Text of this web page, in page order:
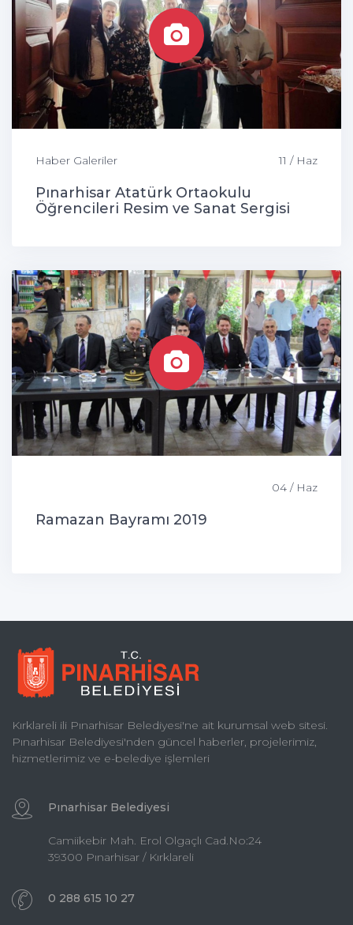
Haber Galeriler 11 / Haz
Pınarhisar Atatürk Ortaokulu
Öğrencileri Resim ve Sanat Sergisi
04 / Haz
Ramazan Bayramı 2019
Kırklareli ili Pınarhisar Belediyesi'ne ait kurumsal web sitesi.
Pınarhisar Belediyesi'nden güncel haberler, projelerimiz,
hizmetlerimiz ve e-belediye işlemleri
Pınarhisar Belediyesi
Camiikebir Mah. Erol Olgaçlı Cad.No:24
39300 Pınarhisar / Kırklareli
0 288 615 10 27